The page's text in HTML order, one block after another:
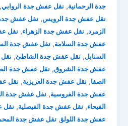
جدة الرحمانية, نقل عفش جدة الروابي,
نقل عفش جدة الرويس, نقل عفش جدة
الزمرد, نقل عفش جدة الزهراء, نقل
عفش جدة السلامة, نقل عفش جدة
السنابل, نقل عفش جدة الشاطئ,
عفش جدة الشروق, نقل عفش جدة
الصفا, نقل عفش جدة العزيزية, نقل
عفش جدة الفروسية, نقل عفش جدة
الفيحاء, نقل عفش جدة الفيصلية, نقل
عفش جدة اللولؤ, نقل عفش جدة